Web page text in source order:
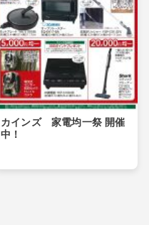
カインズ 家電均一祭 開催
中！